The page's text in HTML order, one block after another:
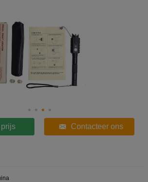
prijs Contacteer ons